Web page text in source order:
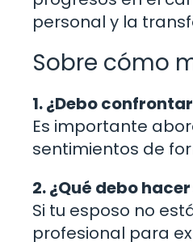
personal y la
Sobre cómo
1. ¿Debo
Es importante
sentimientos de
2. ¿Qué debo
Si tu esposo no
profesional para